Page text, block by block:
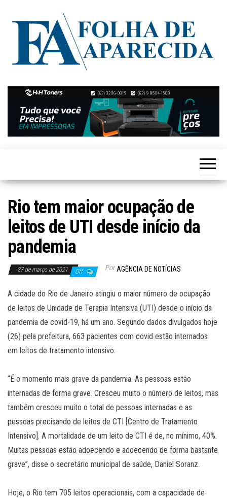
Folha de
Aparecida
Notícias
de
Aparecida
de
Goiânia
Rio tem maior ocupação de
leitos de UTI desde início da
pandemia
27 de março de 2021 Off Por AGÊNCIA DE NOTÍCIAS
A cidade do Rio de Janeiro atingiu o maior número de ocupação
de leitos de Unidade de Terapia Intensiva (UTI) desde o início da
pandemia de covid-19, há um ano. Segundo dados divulgados hoje
(26) pela prefeitura, 663 pacientes com covid estão internados
em leitos de tratamento intensivo.
“É o momento mais grave da pandemia. As pessoas estão
internadas de forma grave. Cresceu muito o número de leitos, mas
também cresceu muito o total de pessoas internadas e as
pessoas precisando de leitos de CTI [Centro de Tratamento
Intensivo]. A mortalidade de um leito de CTI é de, no mínimo, 40%.
Muitas pessoas estão adoecendo e adoecendo de forma bastante
grave”, disse o secretário municipal de saúde, Daniel Soranz.
Hoje, o Rio tem 705 leitos operacionais, com a capacidade de